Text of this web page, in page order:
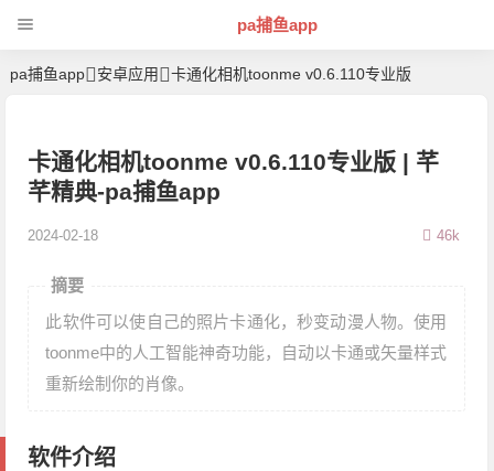
pa捕鱼app
pa捕鱼app 安卓应用 卡通化相机toonme v0.6.110专业版
卡通化相机toonme v0.6.110专业版 | 芊
芊精典-pa捕鱼app
2024-02-18 46k
摘要
此软件可以使自己的照片卡通化，秒变动漫人物。使用
toonme中的人工智能神奇功能，自动以卡通或矢量样式
重新绘制你的肖像。
软件介绍